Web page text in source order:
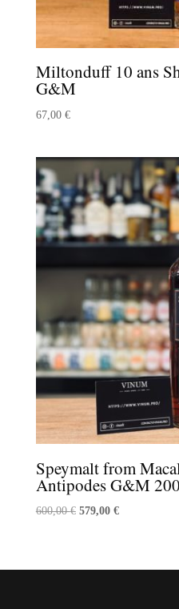
Miltonduff 10 ans
G&M
67,00 €
Speymalt from
Antipodes G&M
600,00€ Le
579,00 €Le